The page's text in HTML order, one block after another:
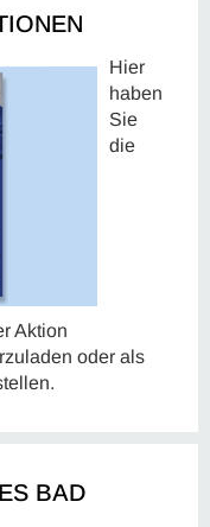
Hier
haben
Sie
die
Aktion
oder als
BAD